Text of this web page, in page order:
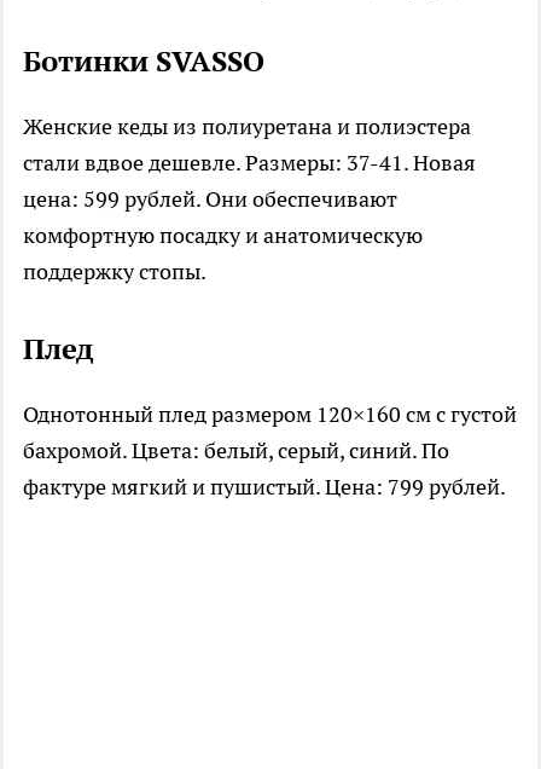
Ботинки SVASSO
Женские кеды из полиуретана и полиэстера
стали вдвое дешевле. Размеры: 37-41. Новая
цена: 599 рублей. Они обеспечивают
комфортную посадку и анатомическую
поддержку стопы.
Плед
Однотонный плед размером 120×160 см с густой
бахромой. Цвета: белый, серый, синий. По
фактуре мягкий и пушистый. Цена: 799 рублей.